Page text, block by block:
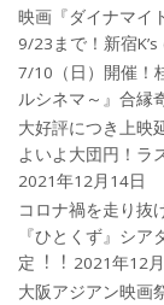
映画『ダイナマイ
9/23まで！新宿
7/10（日）開催！
ルシネマ～』合縁
大好評につき上映
よいよ大団円！ラ
2021年12月14日
コロナ禍を⾛り抜
『ひとくず』シ
定︕︕ 2021年12
大阪アジアン映画